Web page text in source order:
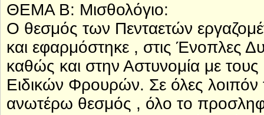
ΘΕΜΑ Β: Μισθολόγιο:
Ο θεσμός των Πενταετών
και εφαρμόστηκε , στις Ένοπλες
καθώς και στην Αστυνομία με
Ειδικών Φρουρών. Σε όλες λοιπόν
ανωτέρω θεσμός , όλο το